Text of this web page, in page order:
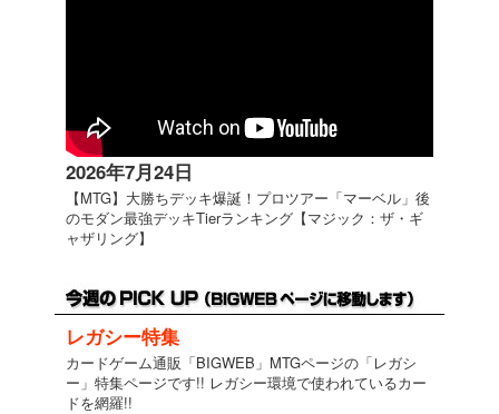
2026年7月24日
【MTG】大勝ちデッキ爆誕！プロツアー「マーベル」後
のモダン最強デッキTierランキング【マジック：ザ・ギ
ャザリング】
レガシー特集
カードゲーム通販「BIGWEB」MTGページの「レガシ
ー」特集ページです!! レガシー環境で使われているカー
ドを網羅!!